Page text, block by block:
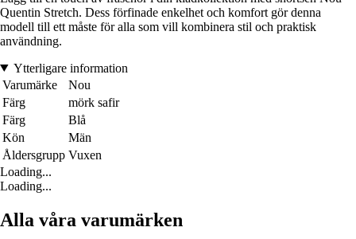
Quentin Stretch. Dess förfinade enkelhet och komfort gör denna
modell till ett måste för alla som vill kombinera stil och praktisk
användning.
Ytterligare information
Varumärke
Nou
Färg
mörk safir
Färg
Blå
Kön
Män
Åldersgrupp Vuxen
Loading...
Loading...
Alla våra varumärken